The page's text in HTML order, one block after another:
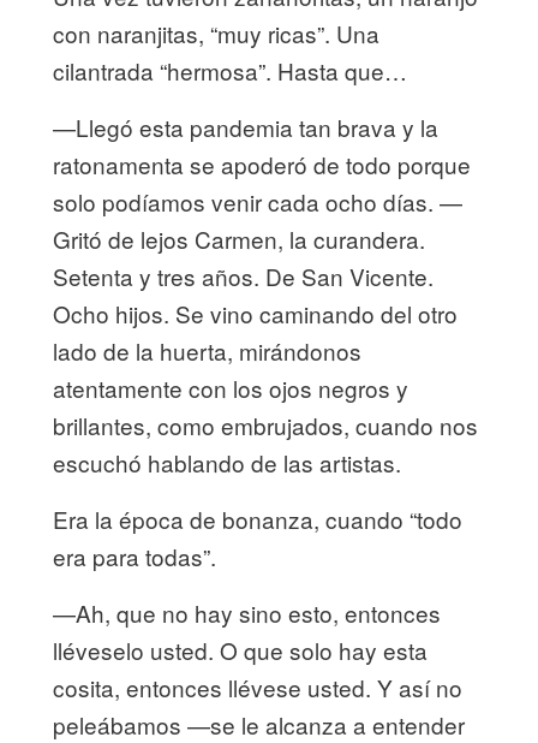
con naranjitas, “muy ricas”. Una
cilantrada “hermosa”. Hasta que…
—Llegó esta pandemia tan brava y la
ratonamenta se apoderó de todo porque
solo podíamos venir cada ocho días. —
Gritó de lejos Carmen, la curandera.
Setenta y tres años. De San Vicente.
Ocho hijos. Se vino caminando del otro
lado de la huerta, mirándonos
atentamente con los ojos negros y
brillantes, como embrujados, cuando nos
escuchó hablando de las artistas.
Era la época de bonanza, cuando “todo
era para todas”.
—Ah, que no hay sino esto, entonces
lléveselo usted. O que solo hay esta
cosita, entonces llévese usted. Y así no
peleábamos —se le alcanza a entender